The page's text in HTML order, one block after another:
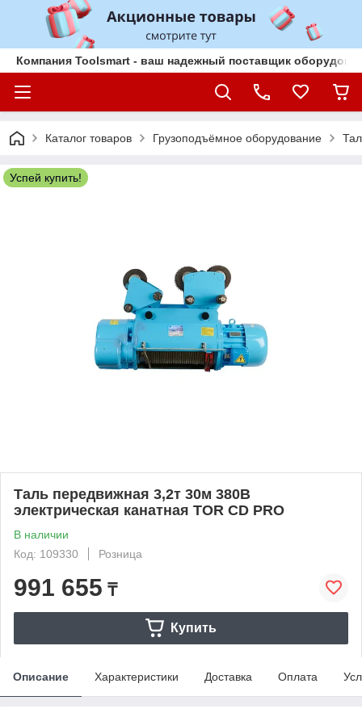
Компания Toolsmart - ваш надежный поставщик
Каталог товаров Грузоподъёмное оборудование
Успей купить!
Таль передвижная 3,2т 30м 380В
электрическая канатная TOR CD PRO
В наличии
Код: 109330
Розница
991 655 ₸
Купить
Описание Характеристики Доставка Оплата